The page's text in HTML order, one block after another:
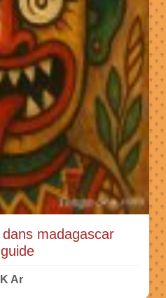
madagascar
Ar